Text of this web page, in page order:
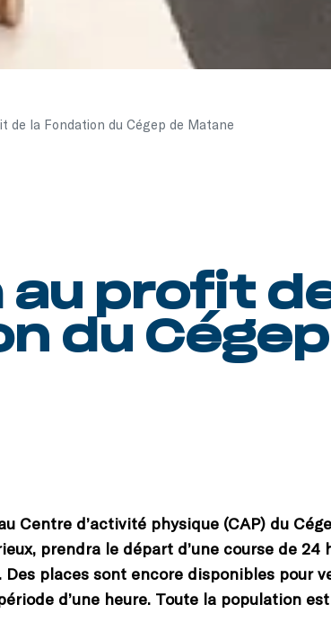
de la Fondation du Cégep de Matane
au profit
du
Centre d’activité physique (CAP) du
prendra le départ d’une course de
places sont encore disponibles pour
d’une heure. Toute la population